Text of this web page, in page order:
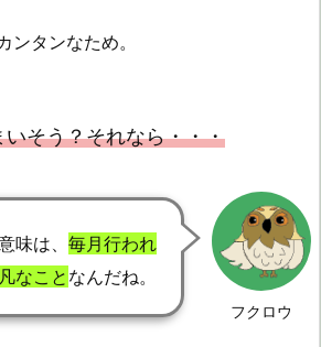
ンタンなため。
そう？それなら・・・
フクロウ
味は、 毎月行われ
なこと なんだね。